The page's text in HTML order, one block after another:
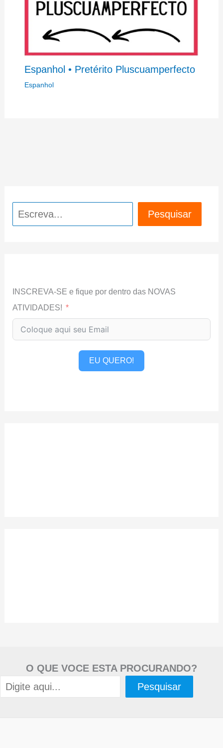
Espanhol • Pretérito Pluscuamperfecto
Espanhol
Pesquisar Pesquisar
INSCREVA-SE e fique por dentro das NOVAS
ATIVIDADES!
EU QUERO!
O QUE VOCE ESTA PROCURANDO?
Pesquisar